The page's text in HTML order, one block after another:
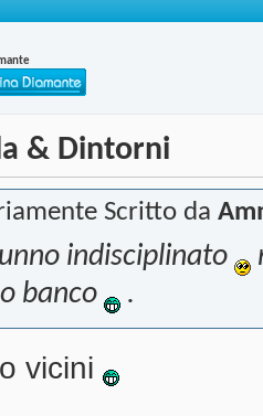
& Dintorni
Scritto da
indisciplinato
banco
.
vicini